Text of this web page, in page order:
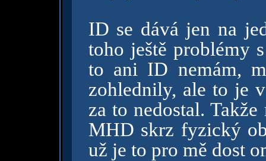
ID se dává jen na
toho ještě problémy
to ani ID nemám,
zohlednily, ale to je
za to nedostal.
MHD skrz fyzický
už je to pro mě dost